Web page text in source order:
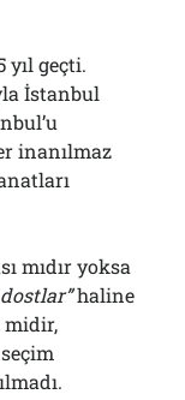
yıl geçti.
İstanbul
inanılmaz
mıdır yoksa
dostlar”haline
midir,